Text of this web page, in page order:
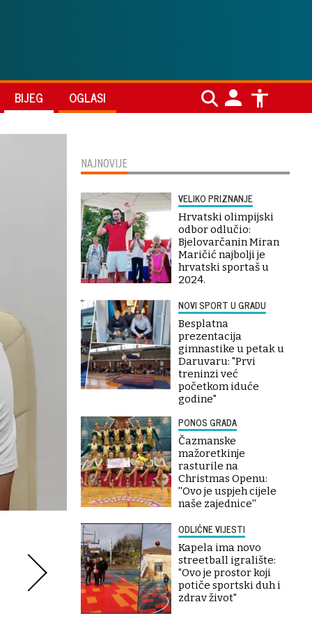
BIJEG OGLASI
NAJNOVIJE
VELIKO PRIZNANJE
Hrvatski olimpijski
odbor odlučio:
Bjelovarčanin Miran
Maričić najbolji je
hrvatski sportaš u
2024.
NOVI SPORT U GRADU
Besplatna
prezentacija
gimnastike u petak u
Daruvaru: "Prvi
treninzi već
početkom iduće
godine"
PONOS GRADA
Čazmanske
mažoretkinje
rasturile na
Christmas Openu:
''Ovo je uspjeh cijele
naše zajednice''
ODLIČNE VIJESTI
Kapela ima novo
streetball igralište:
"Ovo je prostor koji
potiče sportski duh i
zdrav život"